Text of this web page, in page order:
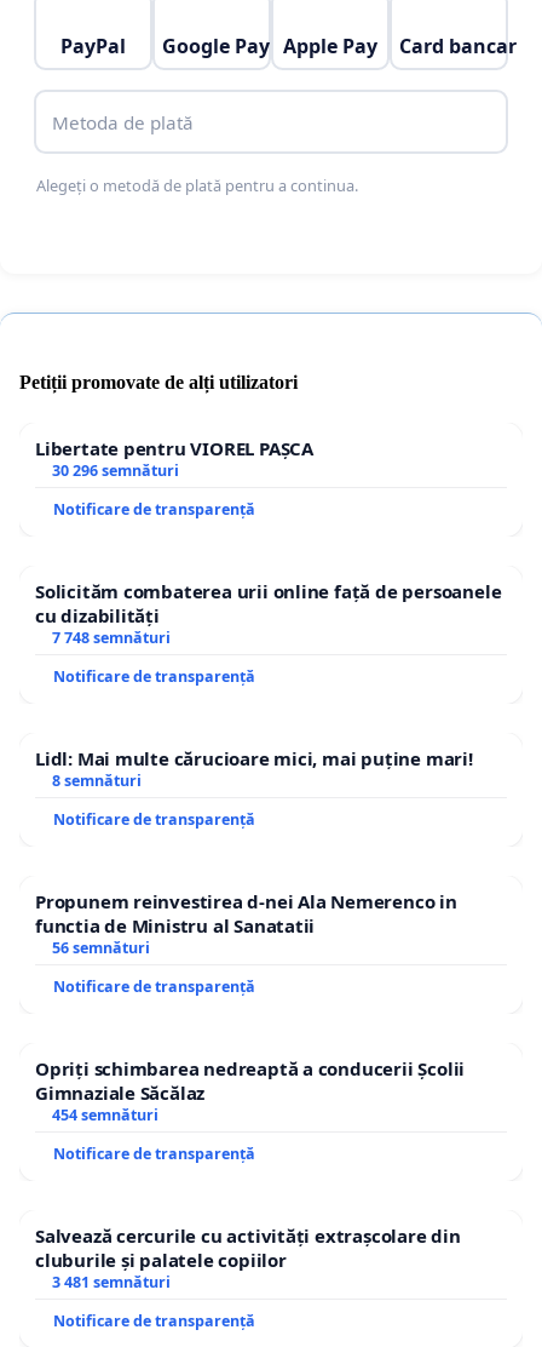
PayPal Google Pay Apple Pay Card bancar
Metoda de plată
Alegeți o metodă de plată pentru a continua.
Petiții promovate de alți utilizatori
Libertate pentru VIOREL PAȘCA
30 296 semnături
Notificare de transparență
Solicităm combaterea urii online față de persoanele
cu dizabilități
7 748 semnături
Notificare de transparență
Lidl: Mai multe cărucioare mici, mai puține mari!
8 semnături
Notificare de transparență
Propunem reinvestirea d-nei Ala Nemerenco in
functia de Ministru al Sanatatii
56 semnături
Notificare de transparență
Opriți schimbarea nedreaptă a conducerii Școlii
Gimnaziale Săcălaz
454 semnături
Notificare de transparență
Salvează cercurile cu activități extrașcolare din
cluburile și palatele copiilor
3 481 semnături
Notificare de transparență